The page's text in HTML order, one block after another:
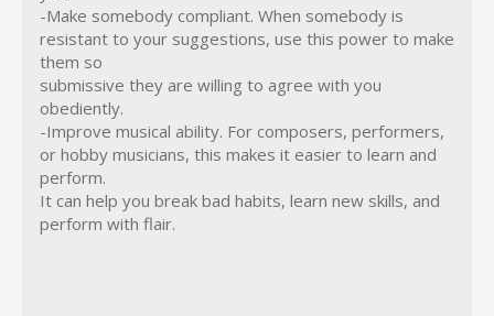
-Make somebody compliant. When somebody is
resistant to your suggestions, use this power to make
them so
submissive they are willing to agree with you
obediently.
-Improve musical ability. For composers, performers,
or hobby musicians, this makes it easier to learn and
perform.
It can help you break bad habits, learn new skills, and
perform with flair.